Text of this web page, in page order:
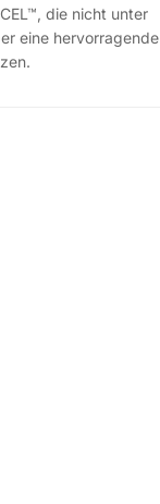
die nicht unter
eine hervorragende